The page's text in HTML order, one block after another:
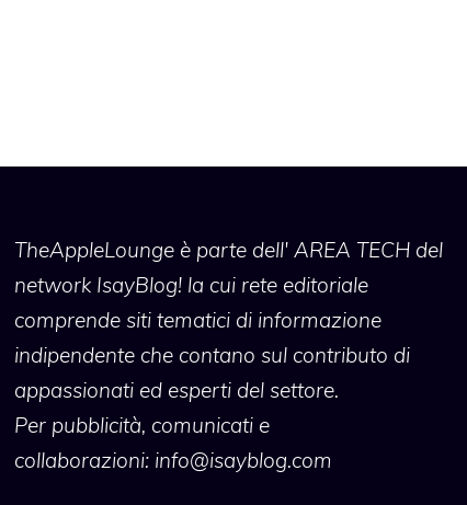
TheAppleLoungeè parte dell' AREA TECH del
network IsayBlog! la cui rete editoriale
comprende siti tematici di informazione
indipendente che contano sul contributo di
appassionati ed esperti del settore.
Per pubblicità, comunicati e
collaborazioni: info@isayblog.com